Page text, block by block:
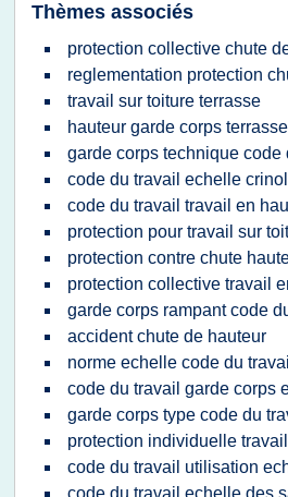
Thèmes associés
protection collective chute
reglementation protection
travail sur toiture terrasse
hauteur garde corps
garde corps technique code
code du travail echelle
code du travail travail en
protection pour travail sur
protection contre chute
protection collective travail
garde corps rampant code
accident chute de hauteur
norme echelle code du travail
code du travail garde corps
garde corps type code du
protection individuelle
code du travail utilisation
code du travail echelle des